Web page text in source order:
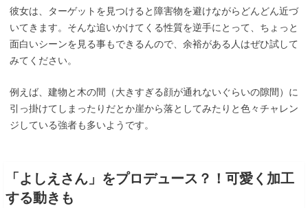
彼女は、ターゲットを見つけると障害物を避けながらどんどん近づ
いてきます。そんな追いかけてくる性質を逆手にとって、ちょっと
面白いシーンを見る事もできるんので、余裕がある人はぜひ試して
みてください。
例えば、建物と木の間（大きすぎる顔が通れないぐらいの隙間）に
引っ掛けてしまったりだとか崖から落としてみたりと色々チャレン
ジしている強者も多いようです。
「よしえさん」をプロデュース？！可愛く加工
する動きも